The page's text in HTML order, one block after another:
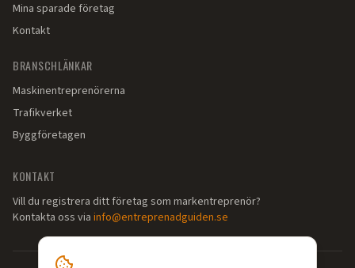
Mina sparade företag
Kontakt
BRANSCHLÄNKAR
Maskinentreprenörerna
Trafikverket
Byggföretagen
KONTAKT
Vill du registrera ditt företag som markentreprenör?
Kontakta oss via info@entreprenadguiden.se